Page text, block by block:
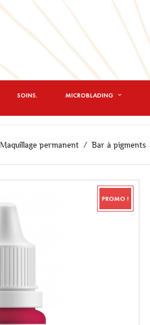
SOINS. MICROBLADING
Maquillage permanent Bar à pigments
PROMO !